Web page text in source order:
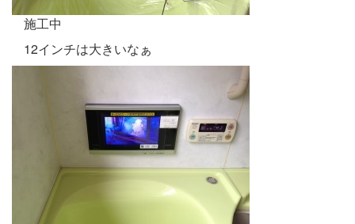
施工中
12インチは大きいなぁ